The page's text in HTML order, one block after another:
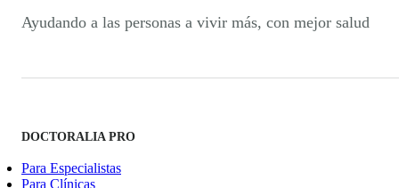
Ayudando a las personas a vivir más, con mejor salud
DOCTORALIA PRO
Para Especialistas
Para Clínicas